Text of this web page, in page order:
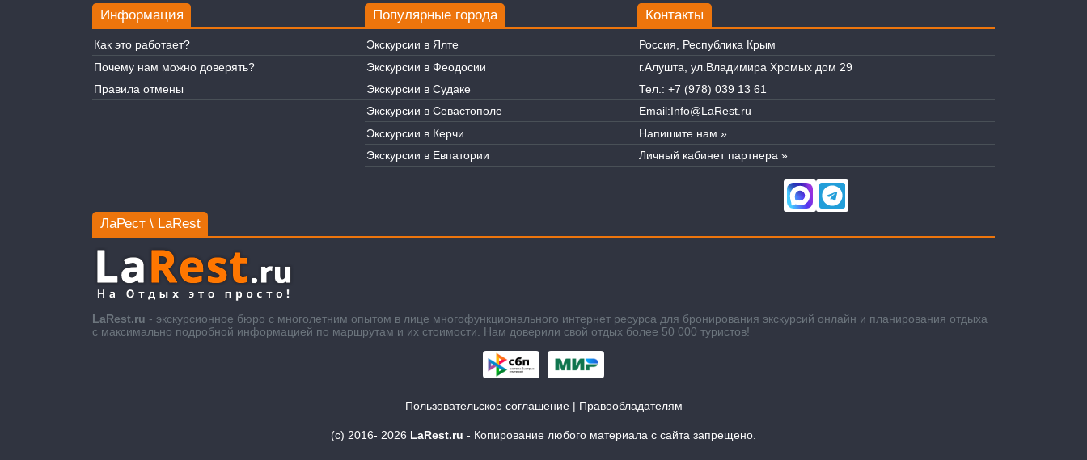
Контакты
Россия, Республика Крым
г.Алушта, ул.Владимира Хромых дом 29
Тел.: +7 (978) 039 13 61
Email:Info@LaRest.ru
Напишите нам »
Личный кабинет партнера »
Информация
Как это работает?
Почему нам можно доверять?
Правила отмены
Популярные города
Экскурсии в Ялте
Экскурсии в Феодосии
Экскурсии в Судаке
Экскурсии в Севастополе
Экскурсии в Керчи
Экскурсии в Евпатории
ЛаРест \ LaRest
LaRest.ru - экскурсионное бюро с многолетним опытом в лице многофункционального интернет ресурса для бронирования экскурсий онлайн и планирования отдыха
с максимально подробной информацией по маршрутам и их стоимости. Нам доверили свой отдых более 50 000 туристов!
(c) 2016- 2026 LaRest.ru - Копирование любого материала с сайта запрещено.
Пользовательское соглашение| Правообладателям